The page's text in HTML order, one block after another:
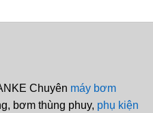
Chuyên máy bơm
bơm thùng phuy, phụ kiện